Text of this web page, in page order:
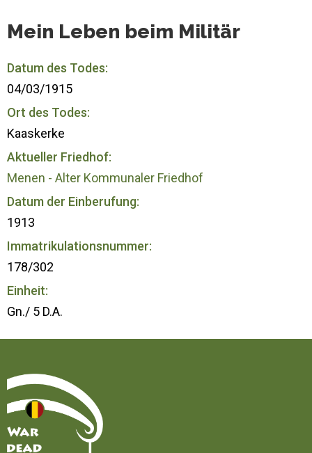
Mein Leben beim Militär
Datum des Todes:
04/03/1915
Ort des Todes:
Kaaskerke
Aktueller Friedhof:
Menen - Alter Kommunaler Friedhof
Datum der Einberufung:
1913
Immatrikulationsnummer:
178/302
Einheit:
Gn./ 5 D.A.